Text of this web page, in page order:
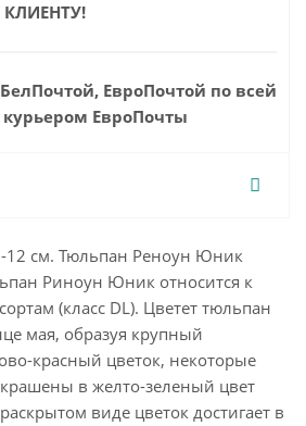
ЕвроПочтой по всей
курьером ЕвроПочты
12 см. Тюльпан Реноун Юник
Риноун Юник относится к
(класс DL). Цветет тюльпан
мая, образуя крупный
красный цветок, некоторые
в желто-зеленый цвет
виде цветок достигает в